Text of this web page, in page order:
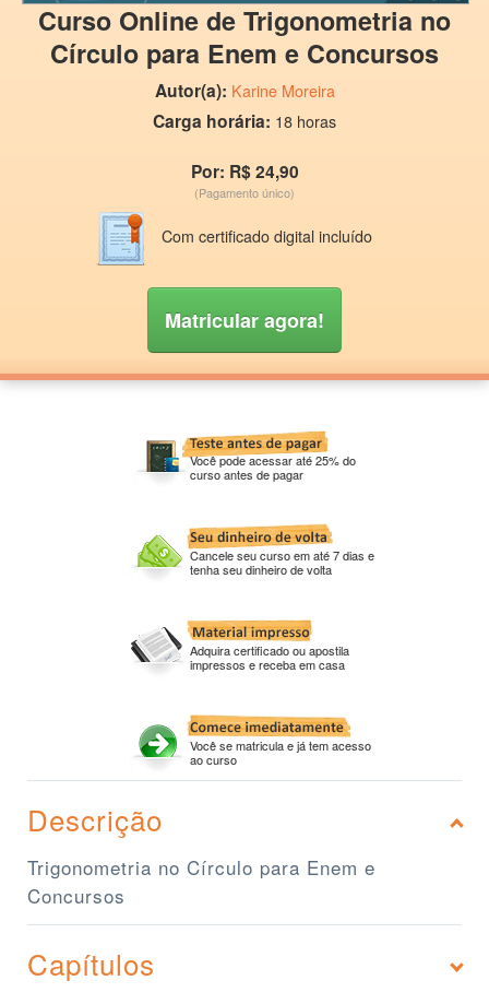
Curso Online de Trigonometria no
Círculo para Enem e Concursos
Autor(a): Karine Moreira
Carga horária: 18 horas
Por: R$ 24,90
(Pagamento único)
Com certificado digital incluído
Matricular agora!
Você pode acessar até 25% do
curso antes de pagar
Cancele seu curso em até 7 dias e
tenha seu dinheiro de volta
Adquira certificado ou apostila
impressos e receba em casa
Você se matricula e já tem acesso
ao curso
Descrição
Trigonometria no Círculo para Enem e
Concursos
Capítulos